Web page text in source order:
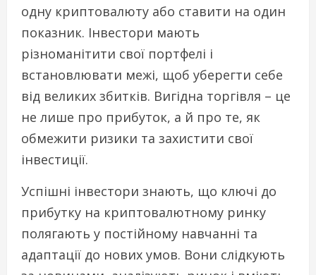
одну криптовалюту або ставити на один
показник. Інвестори мають
різноманітити свої портфелі і
встановлювати межі, щоб уберегти себе
від великих збитків. Вигідна торгівля – це
не лише про прибуток, а й про те, як
обмежити ризики та захистити свої
інвестиції.
Успішні інвестори знають, що ключі до
прибутку на криптовалютному ринку
полягають у постійному навчанні та
адаптації до нових умов. Вони слідкують